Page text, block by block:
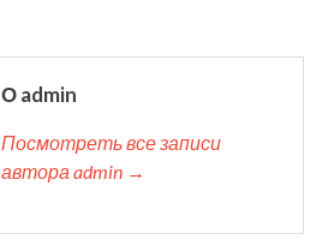
О admin
Посмотреть все записи
автора admin →